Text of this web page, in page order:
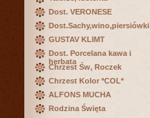
Dost. VERONESE
Dost.Sachy,wino,piersiówki
GUSTAV KLIMT
Dost. Porcelana kawa i
herbata
Chrzest Św, Roczek
Chrzest Kolor *COL*
ALFONS MUCHA
Rodzina Święta